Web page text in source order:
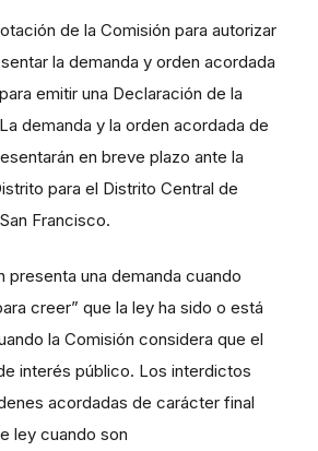
de la Comisión para autorizar
la demanda y orden acordada
emitir una Declaración de la
demanda y la orden acordada de
en breve plazo ante la
para el Distrito Central de
Francisco.
presenta una demanda cuando
creer” que la ley ha sido o está
la Comisión considera que el
interés público. Los interdictos
acordadas de carácter final
ley cuando son